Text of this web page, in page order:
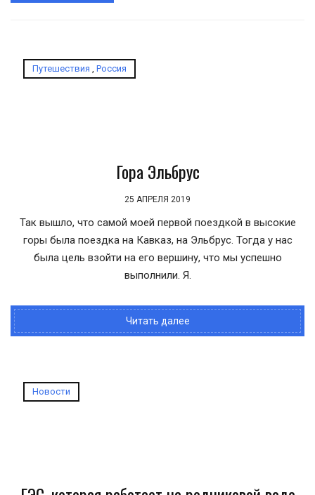
Путешествия Россия
Гора Эльбрус
25 АПРЕЛЯ 2019
Так вышло, что самой моей первой поездкой в высокие
горы была поездка на Кавказ, на Эльбрус. Тогда у нас
была цель взойти на его вершину, что мы успешно
выполнили. Я.
Читать далее
Новости